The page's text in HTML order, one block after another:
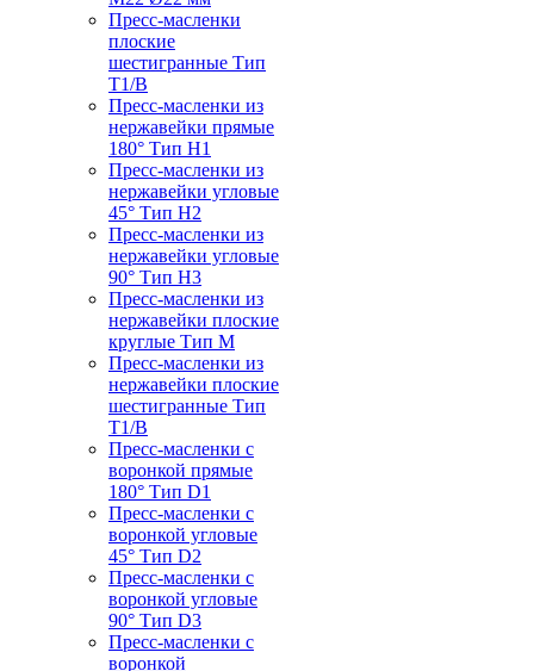
Пресс-масленки
плоские
шестигранные Тип
T1/B
Пресс-масленки из
нержавейки прямые
180° Тип H1
Пресс-масленки из
нержавейки угловые
45° Тип H2
Пресс-масленки из
нержавейки угловые
90° Тип H3
Пресс-масленки из
нержавейки плоские
круглые Тип M
Пресс-масленки из
нержавейки плоские
шестигранные Тип
T1/B
Пресс-масленки с
воронкой прямые
180° Тип D1
Пресс-масленки с
воронкой угловые
45° Тип D2
Пресс-масленки с
воронкой угловые
90° Тип D3
Пресс-масленки с
воронкой